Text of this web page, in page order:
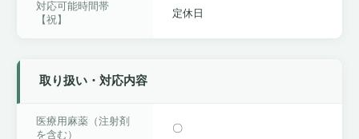
対応可能時間帯
【祝】
定休日
取り扱い・対応内容
医療用麻薬（注射剤
を含む）
〇